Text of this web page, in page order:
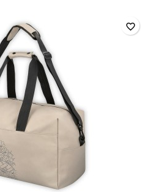
favorite_border